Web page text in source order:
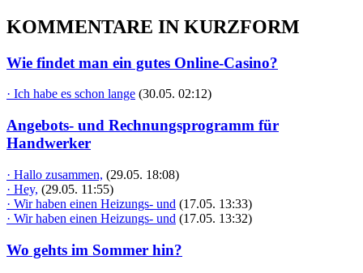
KOMMENTARE IN KURZFORM
Wie findet man ein gutes Online-Casino?
· Ich habe es schon lange (30.05. 02:12)
Angebots- und Rechnungsprogramm für
Handwerker
· Hallo zusammen, (29.05. 18:08)
· Hey, (29.05. 11:55)
· Wir haben einen Heizungs- und (17.05. 13:33)
· Wir haben einen Heizungs- und (17.05. 13:32)
Wo gehts im Sommer hin?